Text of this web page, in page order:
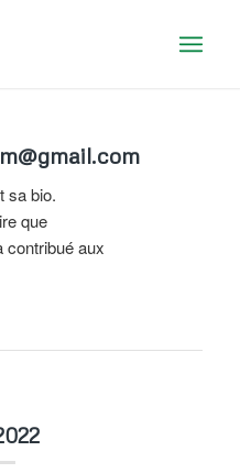
sa bio.
que
contribué aux